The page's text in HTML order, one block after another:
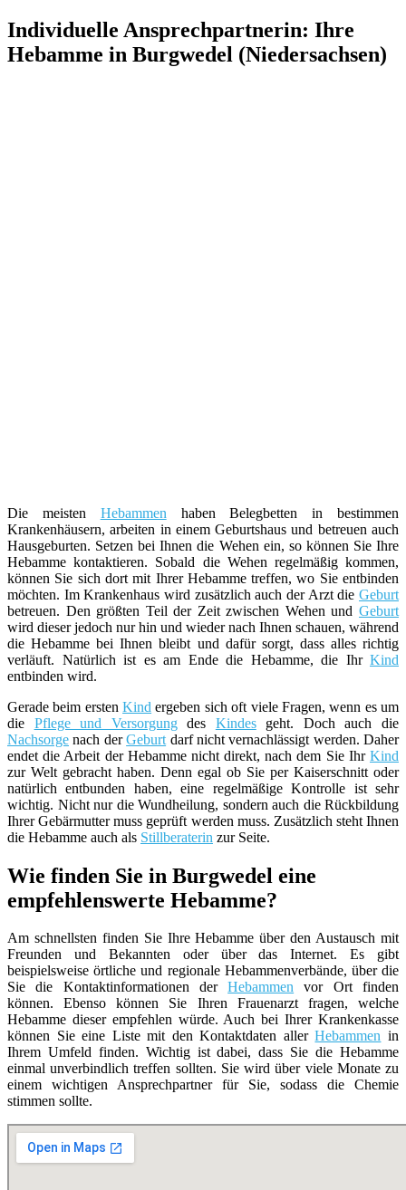
Individuelle Ansprechpartnerin: Ihre
Hebamme in Burgwedel (Niedersachsen)
Die meisten Hebammen haben Belegbetten in bestimmen
Krankenhäusern, arbeiten in einem Geburtshaus und betreuen auch
Hausgeburten. Setzen bei Ihnen die Wehen ein, so können Sie Ihre
Hebamme kontaktieren. Sobald die Wehen regelmäßig kommen,
können Sie sich dort mit Ihrer Hebamme treffen, wo Sie entbinden
möchten. Im Krankenhaus wird zusätzlich auch der Arzt die Geburt
betreuen. Den größten Teil der Zeit zwischen Wehen und Geburt
wird dieser jedoch nur hin und wieder nach Ihnen schauen, während
die Hebamme bei Ihnen bleibt und dafür sorgt, dass alles richtig
verläuft. Natürlich ist es am Ende die Hebamme, die Ihr Kind
entbinden wird.
Gerade beim erstenKind ergeben sich oft viele Fragen, wenn es um
die Pflege und Versorgungdes Kindesgeht. Doch auch die
Nachsorge nach derGeburt darf nicht vernachlässigt werden. Daher
endet die Arbeit der Hebamme nicht direkt, nach dem Sie Ihr Kind
zur Welt gebracht haben. Denn egal ob Sie per Kaiserschnitt oder
natürlich entbunden haben, eine regelmäßige Kontrolle ist sehr
wichtig. Nicht nur die Wundheilung, sondern auch die Rückbildung
Ihrer Gebärmutter muss geprüft werden muss. Zusätzlich steht Ihnen
die Hebamme auch als Stillberaterin zur Seite.
Wie finden Sie in Burgwedel eine
empfehlenswerte Hebamme?
Am schnellsten finden Sie Ihre Hebamme über den Austausch mit
Freunden und Bekannten oder über das Internet. Es gibt
beispielsweise örtliche und regionale Hebammenverbände, über die
Sie die Kontaktinformationen derHebammen vor Ort finden
können. Ebenso können Sie Ihren Frauenarzt fragen, welche
Hebamme dieser empfehlen würde. Auch bei Ihrer Krankenkasse
können Sie eine Liste mit den Kontaktdaten allerHebammen in
Ihrem Umfeld finden. Wichtig ist dabei, dass Sie die Hebamme
einmal unverbindlich treffen sollten. Sie wird über viele Monate zu
einem wichtigen Ansprechpartner für Sie, sodass die Chemie
stimmen sollte.